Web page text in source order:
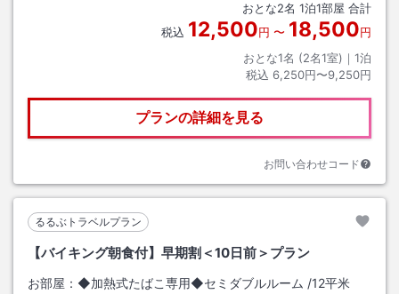
おとな2名 1泊1部屋 合計
税込 12,500円 〜 18,500円
おとな1名 (2名1室)｜ 1泊
税込 6,250円〜9,250円
プランの詳細を見る
お問い合わせコード
るるぶトラベルプラン
【バイキング朝食付】早期割＜10日前＞プラン
お部屋： ◆加熱式たばこ専用◆セミダブルルーム /12平米